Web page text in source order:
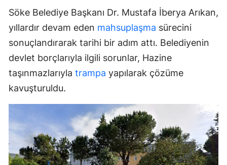
Söke Belediye Başkanı Dr. Mustafa İberya Arıkan,
yıllardır devam eden mahsuplaşma sürecini
sonuçlandırarak tarihi bir adım attı. Belediyenin
devlet borçlarıyla ilgili sorunlar, Hazine
taşınmazlarıyla trampa yapılarak çözüme
kavuşturuldu.